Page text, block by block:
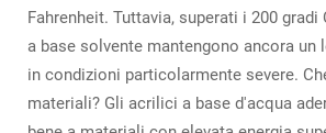
Fahrenheit. Tuttavia, superati i 200
a base solvente mantengono ancora un
in condizioni particolarmente severe.
materiali? Gli acrilici a base d'acqua